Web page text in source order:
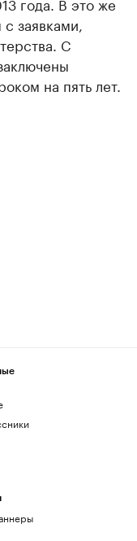
заявками,
С
на пять лет.